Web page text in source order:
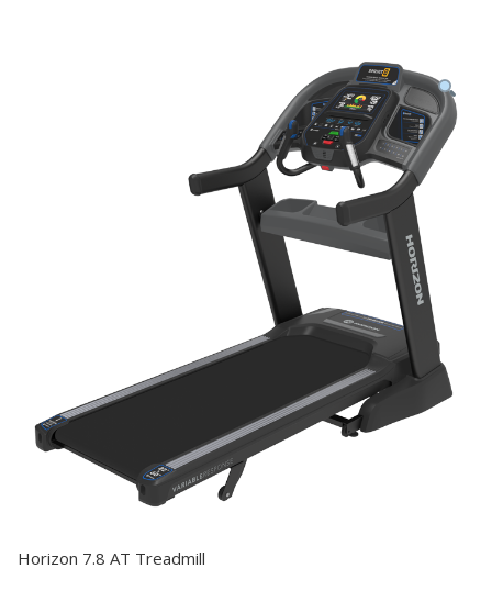
Horizon 7.8 AT Treadmill